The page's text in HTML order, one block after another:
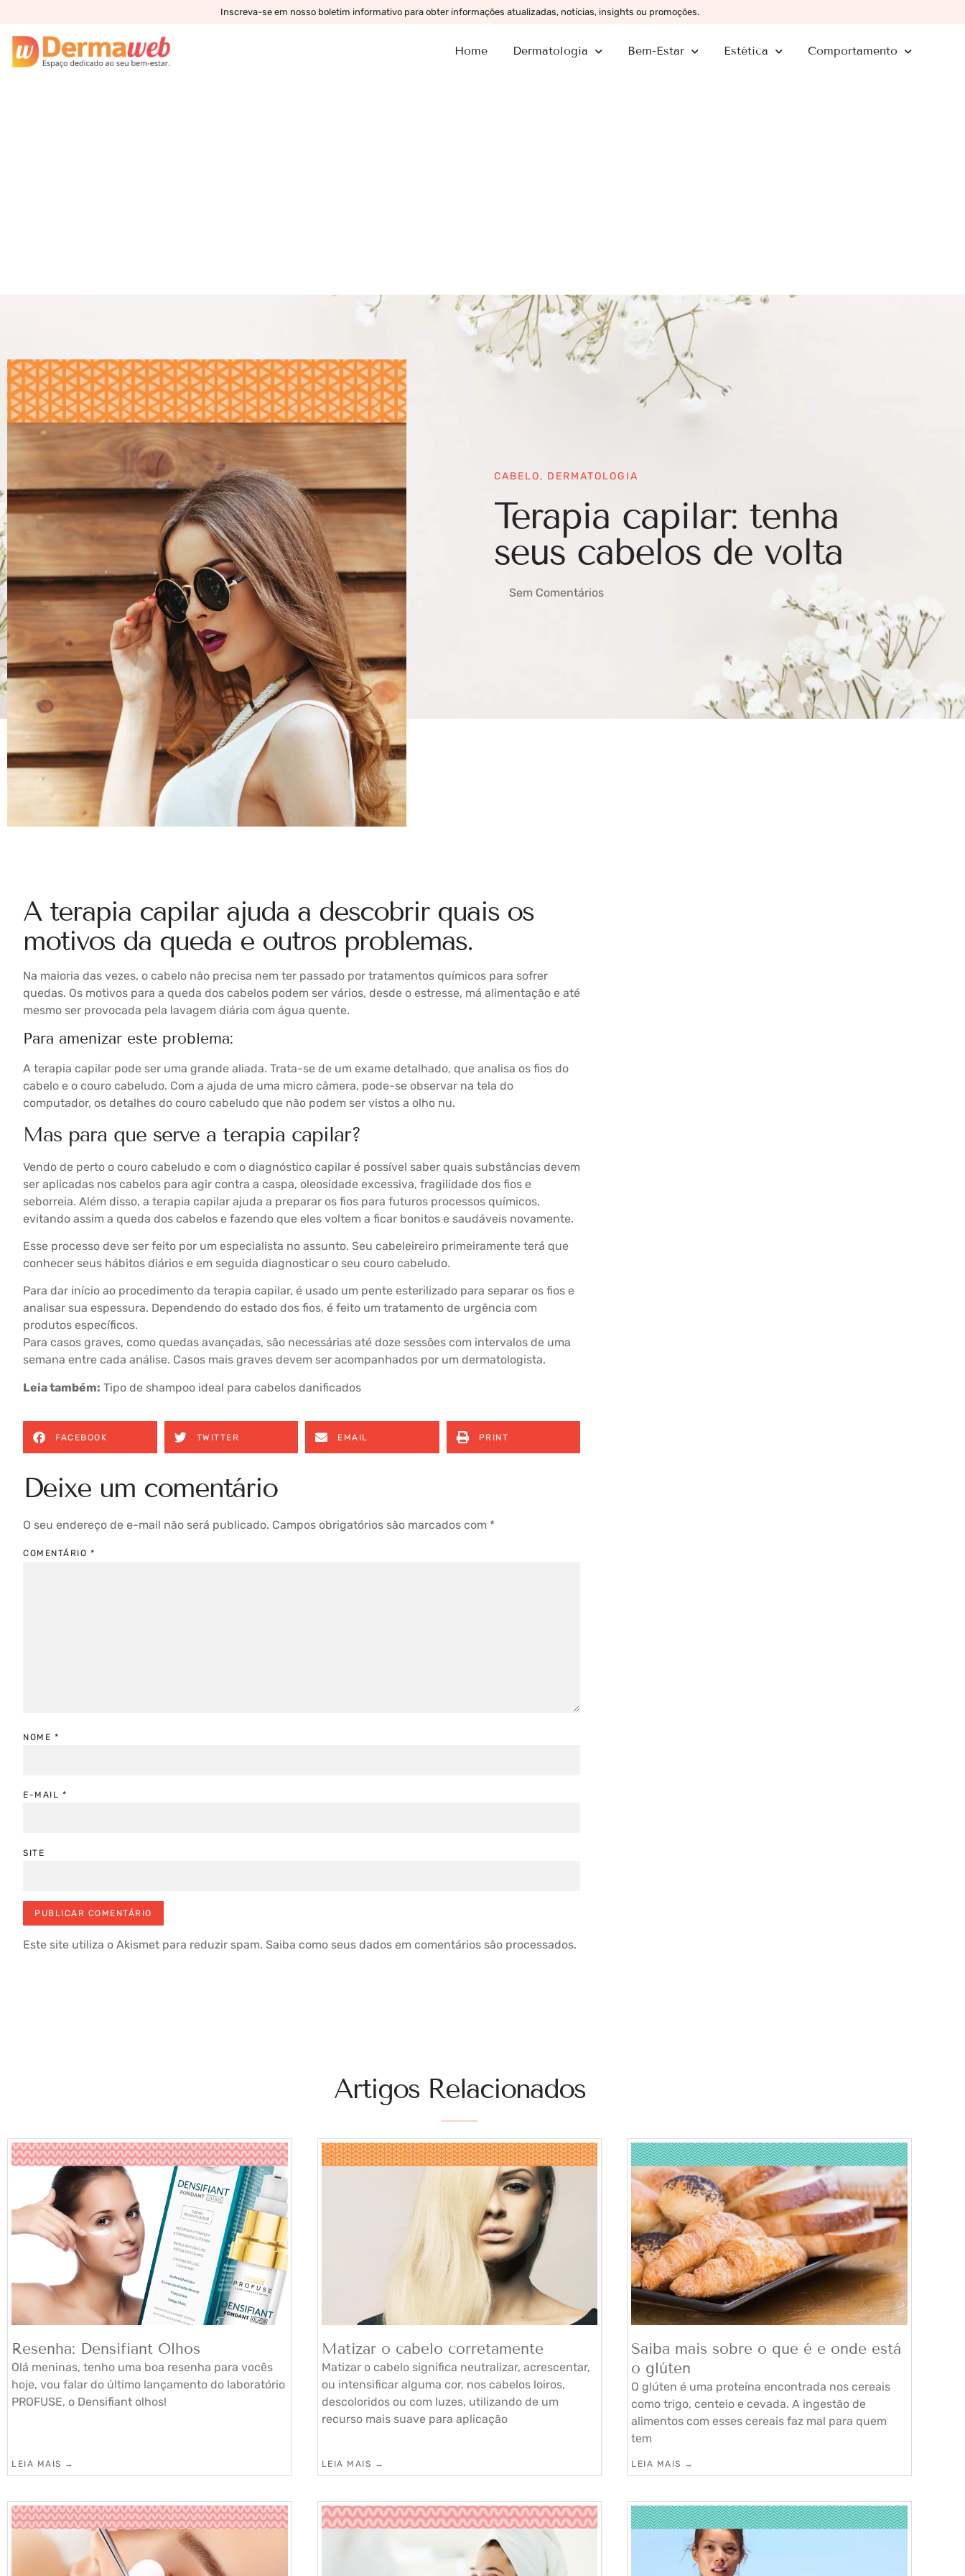
Inscreva-se em nosso boletim informativo para obter informações atualizadas, notícias, insights ou promoções.
Home Dermatologia Bem-Estar Estética Comportamento
CABELO, DERMATOLOGIA
Terapia capilar: tenha
seus cabelos de volta
Sem Comentários
A terapia capilar ajuda a descobrir quais os
motivos da queda e outros problemas.
Na maioria das vezes, o cabelo não precisa nem ter passado por tratamentos químicos para sofrer
quedas. Os motivos para a queda dos cabelos podem ser vários, desde o estresse, má alimentação e até
mesmo ser provocada pela lavagem diária com água quente.
Para amenizar este problema:
A terapia capilar pode ser uma grande aliada. Trata-se de um exame detalhado, que analisa os fios do
cabelo e o couro cabeludo. Com a ajuda de uma micro câmera, pode-se observar na tela do
computador, os detalhes do couro cabeludo que não podem ser vistos a olho nu.
Mas para que serve a terapia capilar?
Vendo de perto o couro cabeludo e com o diagnóstico capilar é possível saber quais substâncias devem
ser aplicadas nos cabelos para agir contra a caspa, oleosidade excessiva, fragilidade dos fios e
seborreia. Além disso, a terapia capilar ajuda a preparar os fios para futuros processos químicos,
evitando assim a queda dos cabelos e fazendo que eles voltem a ficar bonitos e saudáveis novamente.
Esse processo deve ser feito por um especialista no assunto. Seu cabeleireiro primeiramente terá que
conhecer seus hábitos diários e em seguida diagnosticar o seu couro cabeludo.
Para dar início ao procedimento da terapia capilar, é usado um pente esterilizado para separar os fios e
analisar sua espessura. Dependendo do estado dos fios, é feito um tratamento de urgência com
produtos específicos.
Para casos graves, como quedas avançadas, são necessárias até doze sessões com intervalos de uma
semana entre cada análise. Casos mais graves devem ser acompanhados por um dermatologista.
Leia também: Tipo de shampoo ideal para cabelos danificados
FACEBOOK TWITTER EMAIL PRINT
Deixe um comentário
O seu endereço de e-mail não será publicado. Campos obrigatórios são marcados com *
COMENTÁRIO *
NOME *
E-MAIL *
SITE
Este site utiliza o Akismet para reduzir spam. Saiba como seus dados em comentários são processados.
Artigos Relacionados
Resenha: Densifiant Olhos
Olá meninas, tenho uma boa resenha para vocês
hoje, vou falar do último lançamento do laboratório
PROFUSE, o Densifiant olhos!
LEIA MAIS →
Matizar o cabelo corretamente
Matizar o cabelo significa neutralizar, acrescentar,
ou intensificar alguma cor, nos cabelos loiros,
descoloridos ou com luzes, utilizando de um
recurso mais suave para aplicação
LEIA MAIS →
Saiba mais sobre o que é e onde está
o glúten
O glúten é uma proteína encontrada nos cereais
como trigo, centeio e cevada. A ingestão de
alimentos com esses cereais faz mal para quem
tem
LEIA MAIS →